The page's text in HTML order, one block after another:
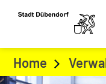
Kopfzeile
Home